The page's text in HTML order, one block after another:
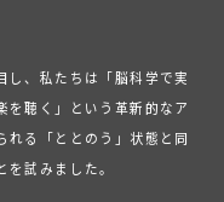
し、私たちは「脳科学で実
を聴く」という革新的なア
れる「ととのう」状態と同
試みました。